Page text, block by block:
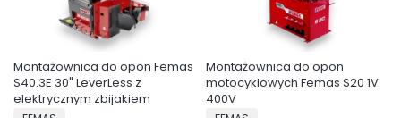
Montażownica do opon Femas
S40.3E 30" LeverLess z
elektrycznym zbijakiem
PRODUCENT
Montażownica do opon
motocyklowych Femas S20 1V
400V
PRODUCENT